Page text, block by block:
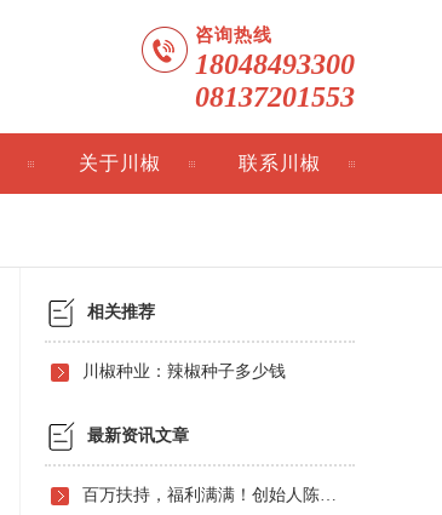
咨询热线
18048493300
08137201553
关于川椒 联系川椒
相关推荐
川椒种业：辣椒种子多少钱
最新资讯文章
百万扶持，福利满满！创始人陈炳金先生辣椒育种40周年暨首届线上产品观摩招商会即将启动！